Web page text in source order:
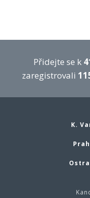
Přidejte se k
zaregistrovali
K.